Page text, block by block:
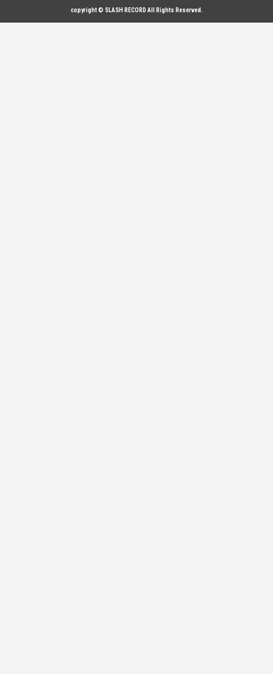
copyright © SLASH RECORD All Rights Reserved.